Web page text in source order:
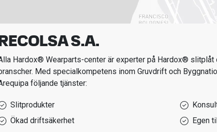
S.A.
Hardox® Wearparts-center är experter på Hardox® slitplåt
Med specialkompetens inom Gruvdrift och
följande tjänster:
Slitprodukter
Ökad driftsäkerhet
Egen